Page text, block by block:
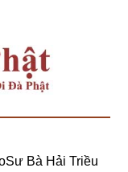
Bà Hải Triều